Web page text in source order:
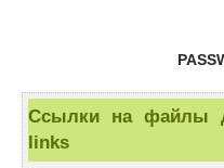
Ссылки на файлы
links